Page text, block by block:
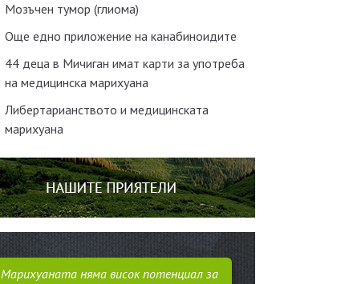
Мозъчен тумор (глиома)
Още едно приложение на канабиноидите
44 деца в Мичиган имат карти за употреба
на медицинска марихуана
Либертарианството и медицинската
марихуана
Марихуаната няма висок потенциал за